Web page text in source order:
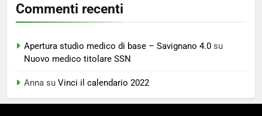
Commenti recenti
Apertura studio medico di base – Savignano 4.0 su
Nuovo medico titolare SSN
Anna su Vinci il calendario 2022